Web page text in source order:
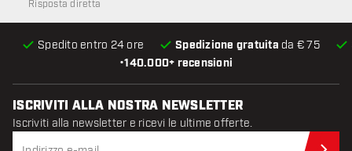
•140.000+ recensioni
Spedito entro 24 ore Spedizione gratuita da € 75
Risposta diretta
ISCRIVITI ALLA NOSTRA NEWSLETTER
Iscriviti alla newsletter e ricevi le ultime offerte.